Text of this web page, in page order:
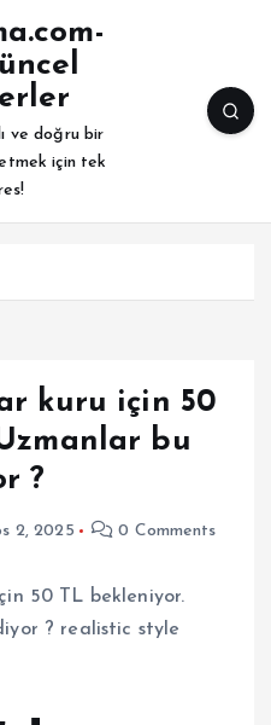
ve doğru bir
için tek
kuru için 50
bu
?
2, 2025 0 Comments